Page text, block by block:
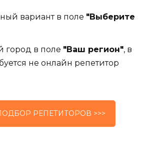
вариант в поле "Выберите
город в поле "Ваш регион", в
не онлайн репетитор
РЕПЕТИТОРОВ >>>